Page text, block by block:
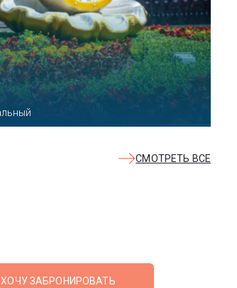
СМОТРЕТЬ ВСЕ
ХОЧУ ЗАБРОНИРОВАТЬ